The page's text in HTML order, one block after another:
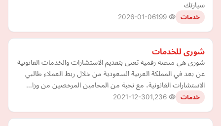
سيارتك
خدمات 2026-01-06
شورى للخدمات
شورى هي منصة رقمية تعنى بتقديم الاستشارات والخدمات القانونية
عن بعد في المملكة العربية السعودية من خلال ربط العملاء طالبي
الاستشارات القانونية، مع نخبة من المحامين المرخصين من وزا…
خدمات 2021-12-30